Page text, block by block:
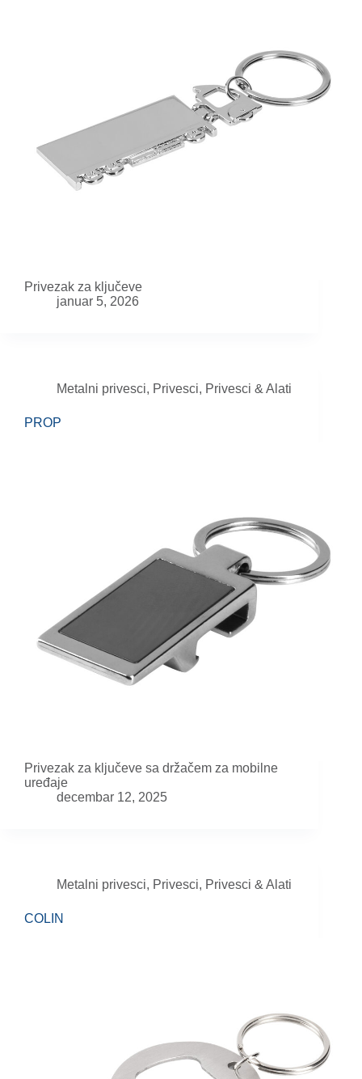
Privezak za ključeve
januar 5, 2026
Metalni privesci, Privesci, Privesci & Alati
PROP
Privezak za ključeve sa držačem za mobilne
uređaje
decembar 12, 2025
Metalni privesci, Privesci, Privesci & Alati
COLIN